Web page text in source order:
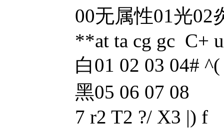
00无属性01光02
**at ta cg gc C+
白01 02 03 04#
黑05 06 07 08
7 r2 T2 ?/ X3 |) f